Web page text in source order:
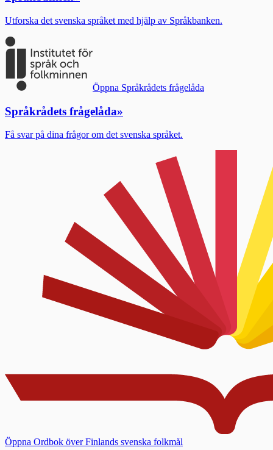
Utforska det svenska språket med hjälp av Språkbanken.
Öppna Språkrådets frågelåda
Språkrådets frågelåda»
Få svar på dina frågor om det svenska språket.
Öppna Ordbok över Finlands svenska folkmål